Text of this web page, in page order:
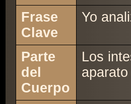
Frase
Clave
Yo
Parte
del
Cuerpo
Los